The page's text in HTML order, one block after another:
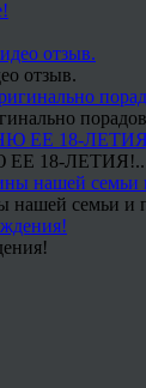
отзыв.
18-
нашей семьи